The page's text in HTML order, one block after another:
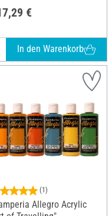
€
In den Warenkorb
(1)
Allegro Acrylic